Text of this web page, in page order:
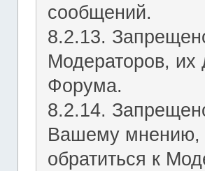
сообщений.
8.2.13.
Модераторов, их
Форума.
8.2.14.
Вашему мнению,
обратиться к